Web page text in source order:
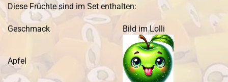
Diese Früchte sind im Set enthalten:
Geschmack Bild im Lolli
Apfel